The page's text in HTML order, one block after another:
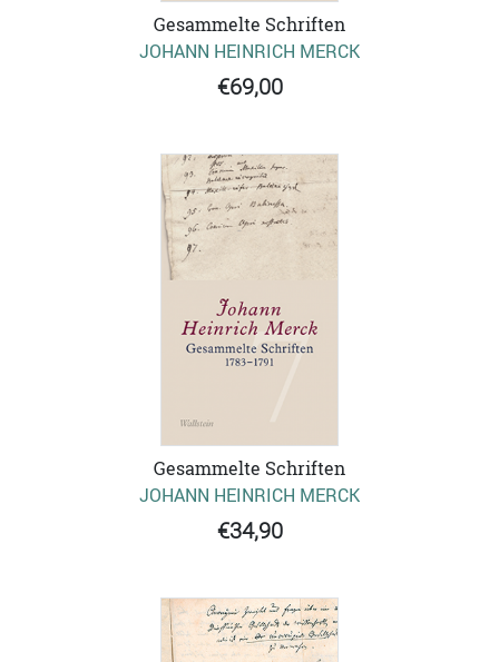
Gesammelte Schriften
JOHANN HEINRICH MERCK
€69,00
Gesammelte Schriften
JOHANN HEINRICH MERCK
€34,90